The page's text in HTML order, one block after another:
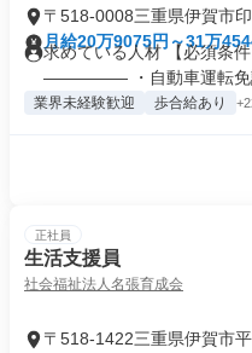
〒518-0008三重県伊賀市
月給20万9075円～31万
求めている人材 【
――――― ・自動車運転免
業界未経験歓迎 歩合給あり
正社員
生活支援員
社会福祉法人名張育成会
〒518-1422三重県伊賀市平